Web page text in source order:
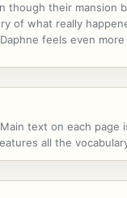
though their
of what really
feels even
text on each
all the